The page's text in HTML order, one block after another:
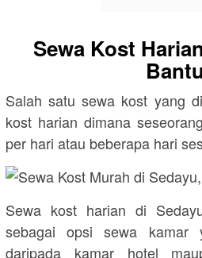
Sewa Kost
Salah satu sewa kost yang
kost harian dimana
per hari atau beberapa hari
Sewa kost harian di
sebagai opsi sewa kamar
daripada kamar hotel